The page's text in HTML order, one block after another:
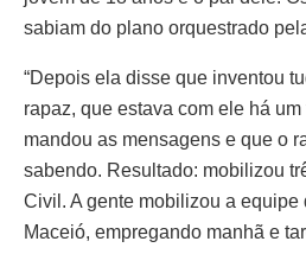
sabiam do plano orquestrado
“Depois ela disse que inventou
rapaz, que estava com ele há
mandou as mensagens e que o
sabendo. Resultado: mobilizou
Civil. A gente mobilizou a
Maceió, empregando manhã e